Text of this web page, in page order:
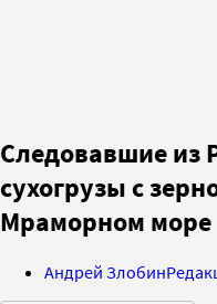
Следовавшие из
сухогрузы с
Мраморном море
Андрей Злобин